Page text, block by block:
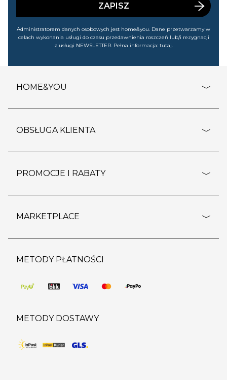
ZAPISZ
Administratorem danych osobowych jest home&you. Dane przetwarzamy w
celach wykonania usługi do czasu przedawnienia roszczeń lub/i rezygnacji
z usługi NEWSLETTER. Pełna informacja: tutaj.
HOME&YOU
o firmie
polityka prywatności
kontakt
OBSŁUGA KLIENTA
dostawy i płatność
wypis z subskrypcji
regulamin sklepu
pozostałe regulaminy
PROMOCJE I RABATY
outlet
regulaminy promocji
MARKETPLACE
strefa marek
pomoc dla sprzedawców
METODY PŁATNOŚCI
METODY DOSTAWY